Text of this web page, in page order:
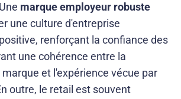
marque employeur robuste
une culture d'entreprise
renforçant la confiance des
une cohérence entre la
et l'expérience vécue par
outre, le retail est souvent